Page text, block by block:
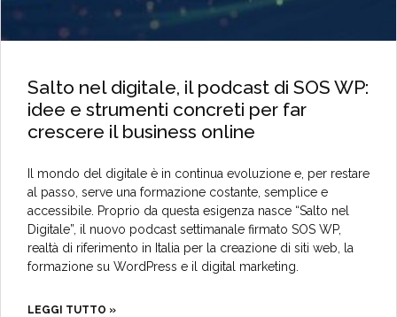
Salto nel digitale, il podcast di SOS WP:
idee e strumenti concreti per far
crescere il business online
Il mondo del digitale è in continua evoluzione e, per restare
al passo, serve una formazione costante, semplice e
accessibile. Proprio da questa esigenza nasce “Salto nel
Digitale”, il nuovo podcast settimanale firmato SOS WP,
realtà di riferimento in Italia per la creazione di siti web, la
formazione su WordPress e il digital marketing.
LEGGI TUTTO »